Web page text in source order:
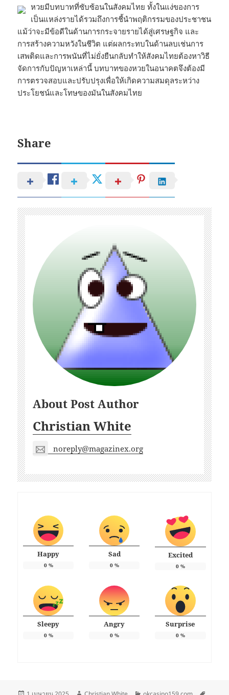
หวยมีบทบาทที่ซับซ้อนในสังคมไทย ทั้งในแง่ของการ
เป็นแหล่งรายได้รวมถึงการชี้นำพฤติกรรมของประชาชน
แม้ว่าจะมีข้อดีในด้านการกระจายรายได้สู่เศรษฐกิจ และ
การสร้างความหวังในชีวิต แต่ผลกระทบในด้านลบเช่นการ
เสพติดและการพนันที่ไม่ยั่งยืนกลับทำให้สังคมไทยต้องหาวิธี
จัดการกับปัญหาเหล่านี้ บทบาทของหวยในอนาคตจึงต้องมี
การตรวจสอบและปรับปรุงเพื่อให้เกิดความสมดุลระหว่าง
ประโยชน์และโทษของมันในสังคมไทย
Share
About Post Author
Christian White
noreply@magazinex.org
Happy
0%
Sad
0%
Excited
0%
Sleepy
0%
Angry
0%
Surprise
0%
เขียน ผู้ หมวด